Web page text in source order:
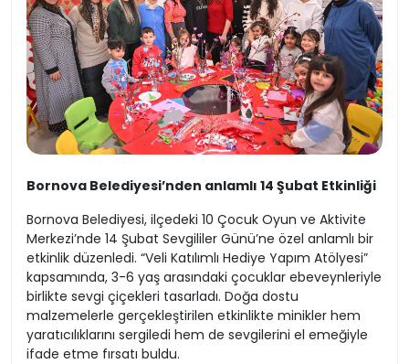
Bornova Belediyesi’nden anlamlı 14 Şubat Etkinliği
Bornova Belediyesi, ilçedeki 10 Çocuk Oyun ve Aktivite
Merkezi’nde 14 Şubat Sevgililer Günü’ne özel anlamlı bir
etkinlik düzenledi. “Veli Katılımlı Hediye Yapım Atölyesi”
kapsamında, 3-6 yaş arasındaki çocuklar ebeveynleriyle
birlikte sevgi çiçekleri tasarladı. Doğa dostu
malzemelerle gerçekleştirilen etkinlikte minikler hem
yaratıcılıklarını sergiledi hem de sevgilerini el emeğiyle
ifade etme fırsatı buldu.